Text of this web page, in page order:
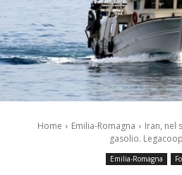
Home Emilia-Romagna
Iran, nel
gasolio.
Emilia-Romagna